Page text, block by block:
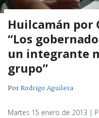
Huilcamán por
“Los
un integrante
grupo”
PorRodrigo Aguilera
Martes 15 enero de 2013 |